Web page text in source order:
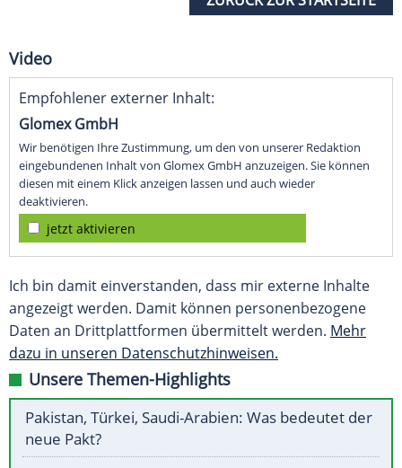
Video
Empfohlener externer Inhalt:
Glomex GmbH
Wir benötigen Ihre Zustimmung, um den von unserer Redaktion
eingebundenen Inhalt von Glomex GmbH anzuzeigen. Sie können
diesen mit einem Klick anzeigen lassen und auch wieder
deaktivieren.
jetzt aktivieren
Ich bin damit einverstanden, dass mir externe Inhalte
angezeigt werden. Damit können personenbezogene
Daten an Drittplattformen übermittelt werden. Mehr
dazu in unseren Datenschutzhinweisen.
Unsere Themen-Highlights
Pakistan, Türkei, Saudi-Arabien: Was bedeutet der
neue Pakt?